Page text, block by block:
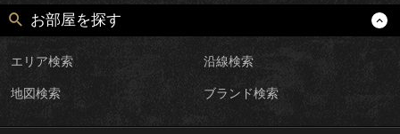
お部屋を探す
エリア検索 沿線検索
地図検索 ブランド検索